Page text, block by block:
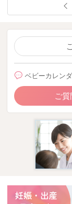
ベビーカレン
ご